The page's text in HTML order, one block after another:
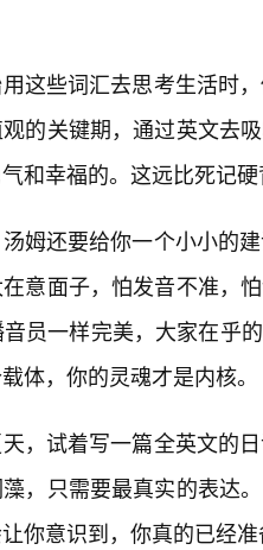
这些词汇去思考生活时
的关键期，通过英文去
和幸福的。这远比死记硬
姆还要给你一个小小的
意面子，怕发音不准，
员一样完美，大家在乎
体，你的灵魂才是内核。
，试着写一篇全英文的
，只需要最真实的表达
你意识到，你真的已经准